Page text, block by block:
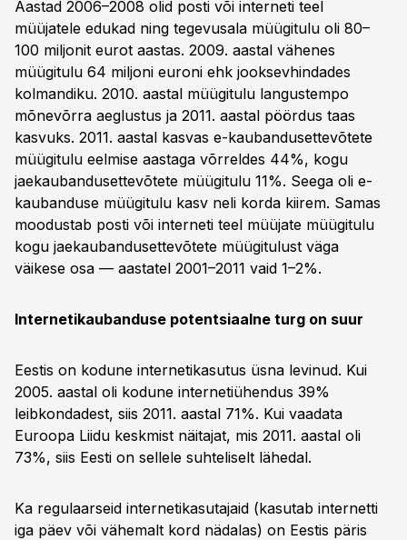
Aastad 2006–2008 olid posti või interneti teel
müüjatele edukad ning tegevusala müügitulu oli 80–
100 miljonit eurot aastas. 2009. aastal vähenes
müügitulu 64 miljoni euroni ehk jooksevhindades
kolmandiku. 2010. aastal müügitulu langustempo
mõnevõrra aeglustus ja 2011. aastal pöördus taas
kasvuks. 2011. aastal kasvas e-kaubandusettevõtete
müügitulu eelmise aastaga võrreldes 44%, kogu
jaekaubandusettevõtete müügitulu 11%. Seega oli e-
kaubanduse müügitulu kasv neli korda kiirem. Samas
moodustab posti või interneti teel müüjate müügitulu
kogu jaekaubandusettevõtete müügitulust väga
väikese osa — aastatel 2001–2011 vaid 1–2%.
Internetikaubanduse potentsiaalne turg on suur
Eestis on kodune internetikasutus üsna levinud. Kui
2005. aastal oli kodune internetiühendus 39%
leibkondadest, siis 2011. aastal 71%. Kui vaadata
Euroopa Liidu keskmist näitajat, mis 2011. aastal oli
73%, siis Eesti on sellele suhteliselt lähedal.
Ka regulaarseid internetikasutajaid (kasutab internetti
iga päev või vähemalt kord nädalas) on Eestis päris